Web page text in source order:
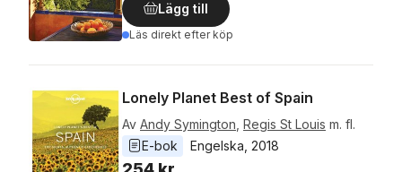
Lägg till
Läs direkt efter köp
Lonely Planet Best of Spain
Av Andy Symington Regis St Louis m. fl.
E-bok
Engelska 2018